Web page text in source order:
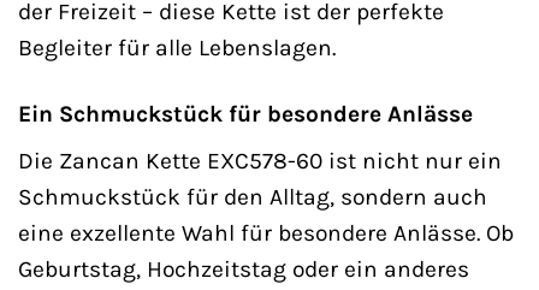
der Freizeit – diese Kette ist der perfekte
Begleiter für alle Lebenslagen.
Ein Schmuckstück für besondere Anlässe
Die Zancan Kette EXC578-60 ist nicht nur ein
Schmuckstück für den Alltag, sondern auch
eine exzellente Wahl für besondere Anlässe. Ob
Geburtstag, Hochzeitstag oder ein anderes